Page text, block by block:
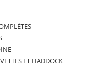
ET HADDOCK